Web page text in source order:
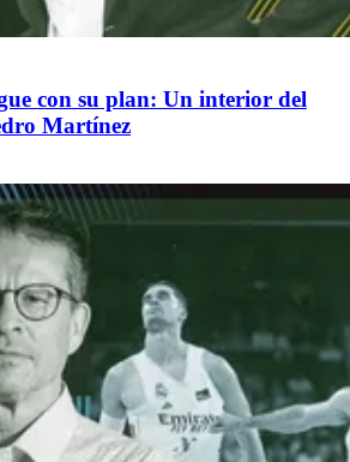
con su plan: Un interior del
Martínez